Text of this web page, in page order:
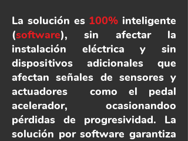
La solución es 100% inteligente
(software), sin afectar la
instalación eléctrica y sin
dispositivos adicionales que
afectan señales de sensores y
actuadores como el pedal
acelerador, ocasionandoo
pérdidas de progresividad. La
solución por software garantiza